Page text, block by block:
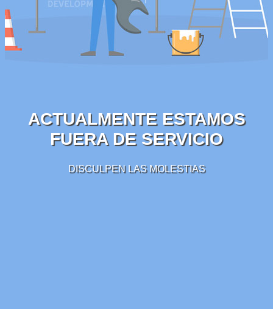
ACTUALMENTE ESTAMOS
FUERA DE SERVICIO
DISCULPEN LAS MOLESTIAS